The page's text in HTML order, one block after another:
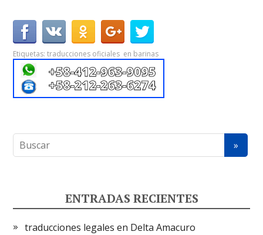
Etiquetas:traducciones oficiales en barinas
ENTRADAS RECIENTES
traducciones legales en Delta Amacuro